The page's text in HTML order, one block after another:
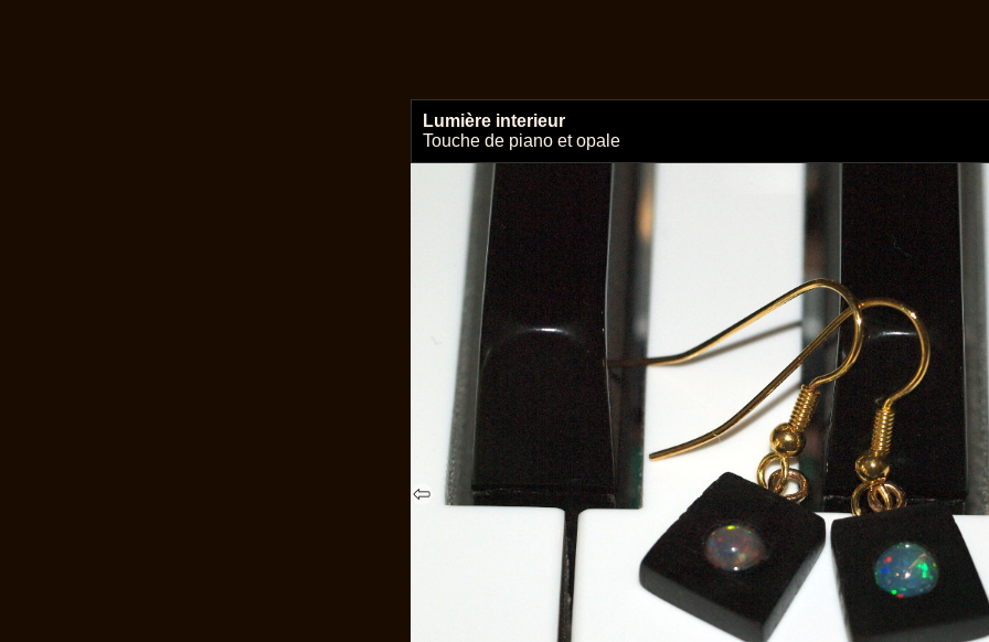
Lumière interieur
Touche de piano et opale